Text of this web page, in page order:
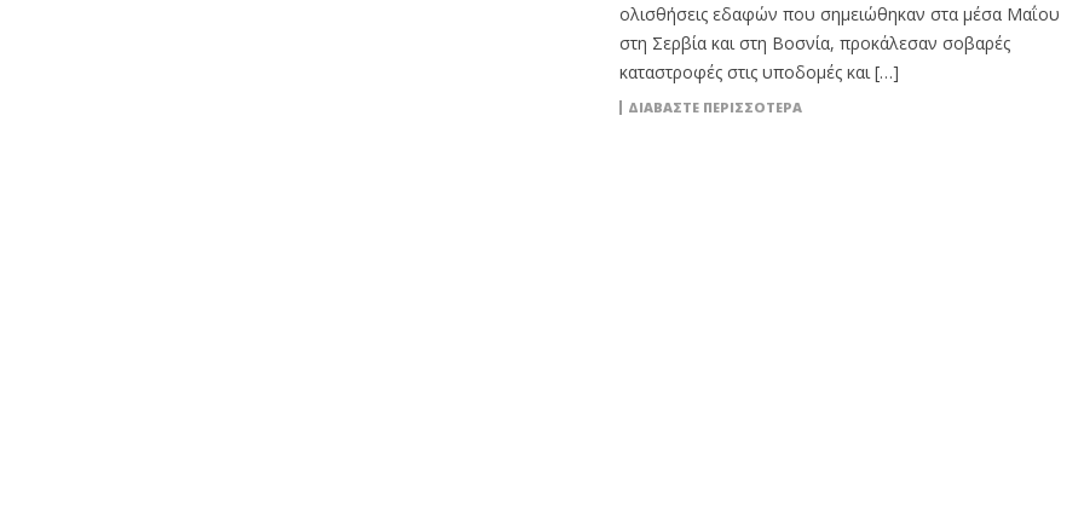
ολισθήσεις εδαφών που σημειώθηκαν στα μέσα Μαΐου
στη Σερβία και στη Βοσνία, προκάλεσαν σοβαρές
καταστροφές στις υποδομές και […]
ΔΙΑΒΆΣΤΕ ΠΕΡΙΣΣΌΤΕΡΑ